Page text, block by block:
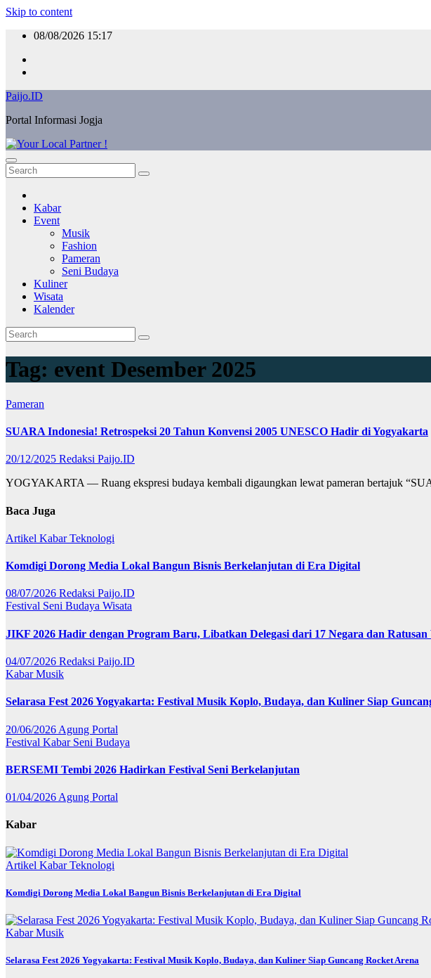
Skip to content
08/08/2026 15:17
Paijo.ID
Portal Informasi Jogja
Kabar
Event
Musik
Fashion
Pameran
Seni Budaya
Kuliner
Wisata
Kalender
Tag: event Desember 2025
Pameran
SUARA Indonesia! Retrospeksi 20 Tahun Konvensi 2005 UNESCO Hadir di Yogyakarta
20/12/2025 Redaksi Paijo.ID
YOGYAKARTA — Ruang ekspresi budaya kembali digaungkan lewat pameran bertajuk
Baca Juga
Artikel KabarTeknologi
Komdigi Dorong Media Lokal Bangun Bisnis Berkelanjutan di Era Digital
08/07/2026 Redaksi Paijo.ID
Festival Seni Budaya Wisata
JIKF 2026 Hadir dengan Program Baru, Libatkan Delegasi dari 17 Negara dan Ratusan
04/07/2026 Redaksi Paijo.ID
KabarMusik
Selarasa Fest 2026 Yogyakarta: Festival Musik Koplo, Budaya, dan Kuliner Siap
20/06/2026 Agung Portal
Festival Kabar Seni Budaya
BERSEMI Tembi 2026 Hadirkan Festival Seni Berkelanjutan
01/04/2026 Agung Portal
Kabar
Artikel KabarTeknologi
Komdigi Dorong Media Lokal Bangun Bisnis Berkelanjutan di Era Digital
KabarMusik
Selarasa Fest 2026 Yogyakarta: Festival Musik Koplo, Budaya, dan Kuliner Siap Guncang Rocket Arena